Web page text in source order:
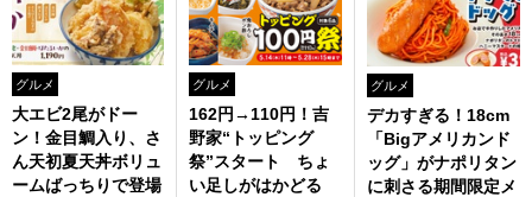
グルメ
大エビ2尾がドー
ン！金目鯛入り、さ
ん天初夏天丼ボリュ
ームばっちりで登場
グルメ
162円→110円！吉
野家“トッピング
祭”スタート ちょ
い足しがはかどる
グルメ
デカすぎる！18cm
「Bigアメリカンド
ッグ」がナポリタン
に刺さる期間限定メ